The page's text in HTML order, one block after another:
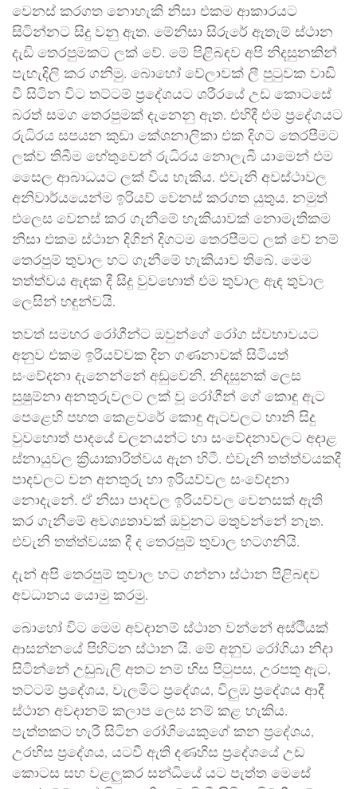
වෙනස් කරගත නොහැකි නිසා එකම ආකාරයට
සිටින්නට සිදු වනු ඇත. මේනිසා සිරුරේ ඇතැම් ස්ථාන
දැඩි තෙරපුමකට ලක් වේ. මේ පිළිබඳව අපි නිදසුනකින්
පැහැදිලි කර ගනිමු. බොහෝ වේලාවක් ලී පුටුවක වාඩි
වී සිටින විට තට්ටම් ප්‍රදේශයට ශරීරයේ උඩ කොටසේ
බරත් සමග තෙරපුමක් දැනෙනු ඇත. එහිදී එම ප්‍රදේශයට
රුධිරය සපයන කුඩා කේශනාලිකා එක දිගට තෙරපීමට
ලක්ව තිබීම හේතුවෙන් රුධිරය නොලැබී යාමෙන් එම
සෛල ආබාධයට ලක් විය හැකිය. එවැනි අවස්ථාවල
අනිවාර්යයෙන්ම ඉරියව් වෙනස් කරගත යුතුය. නමුත්
එලෙස වෙනස් කර ගැනීමේ හැකියාවක් නොමැතිකම
නිසා එකම ස්ථාන දිගින් දිගටම තෙරපීමට ලක් වේ නම්
තෙරපුම් තුවාල හට ගැනීමේ හැකියාව තිබේ. මෙම
තත්ත්වය ඇඳක දී සිදු වුවහොත් එම තුවාල ඇඳ තුවාල
ලෙසින් හඳුන්වයි.
තවත් සමහර රෝගීන්ට ඔවුන්ගේ රෝග ස්වභාවයට
අනුව එකම ඉරියව්වක දින ගණනාවක් සිටියත්
සංවේදනා දැනෙන්නේ අඩුවෙනි. නිදසුනක් ලෙස
සුෂුම්නා අනතුරුවලට ලක් වූ රෝගීන් ගේ කොඳු ඇට
පෙළෙහි පහත කෙළවරේ කොඳු ඇටවලට හානි සිදු
වුවහොත් පාදයේ චලනයන්ට හා සංවේදනාවලට අදාළ
ස්නායුවල ක්‍රියාකාරිත්වය ඇන හිටී. එවැනි තත්ත්වයකදී
පාදවලට වන අනතුරු හා ඉරියව්වල සංවේදනා
නොදැනේ. ඒ නිසා පාදවල ඉරියව්වල වෙනසක් ඇති
කර ගැනීමේ අවශ්‍යතාවක් ඔවුනට මතුවන්නේ නැත.
එවැනි තත්ත්වයක දී ද තෙරපුම් තුවාල හටගනියි.
දැන් අපි තෙරපුම් තුවාල හට ගන්නා ස්ථාන පිළිබඳව
අවධානය යොමු කරමු.
බොහෝ විට මෙම අවදානම් ස්ථාන වන්නේ අස්ථියක්
ආසන්නයේ පිහිටන ස්ථාන යි. මේ අනුව රෝගියා නිදා
සිටින්නේ උඩුබැලි අතට නම් හිස පිටුපස, උරපතු ඇට,
තට්ටම් ප්‍රදේශය, වැලමිට ප්‍රදේශය, විලුඹ ප්‍රදේශය ආදී
ස්ථාන අවදානම් කලාප ලෙස නම් කළ හැකිය.
පැත්තකට හැරී සිටින රෝගියෙකුගේ කන ප්‍රදේශය,
උරහිස ප්‍රදේශය, යටවී ඇති දණහිස ප්‍රදේශයේ උඩ
කොටස සහ වළලුකර සන්ධියේ යට පැත්ත මෙසේ